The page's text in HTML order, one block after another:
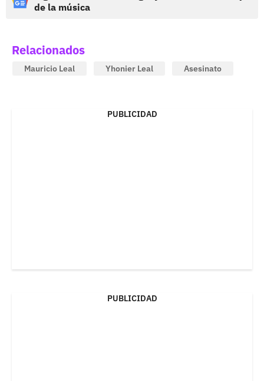
de la música
Relacionados
Mauricio Leal Yhonier Leal Asesinato
PUBLICIDAD
PUBLICIDAD